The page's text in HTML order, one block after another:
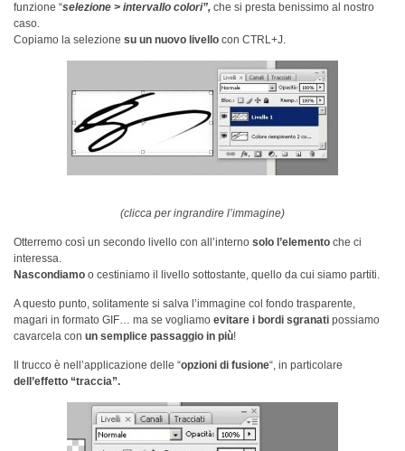
funzione “selezione > intervallo colori”, che si presta benissimo al nostro
caso.
Copiamo la selezione su un nuovo livello con CTRL+J.
(clicca per ingrandire l’immagine)
Otterremo così un secondo livello con all’interno solo l’elemento che ci
interessa.
Nascondiamo o cestiniamo il livello sottostante, quello da cui siamo partiti.
A questo punto, solitamente si salva l’immagine col fondo trasparente,
magari in formato GIF… ma se vogliamo evitare i bordi sgranati possiamo
cavarcela con un semplice passaggio in più!
Il trucco è nell’applicazione delle “opzioni di fusione“, in particolare
dell’effetto “traccia”.